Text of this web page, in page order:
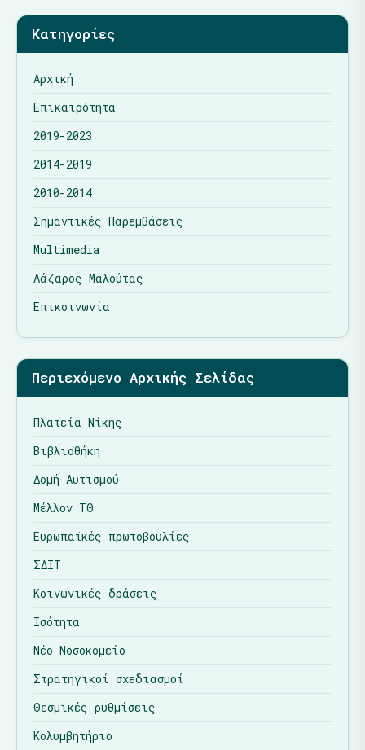
Κατηγορίες
Αρχική
Επικαιρότητα
2019-2023
2014-2019
2010-2014
Σημαντικές Παρεμβάσεις
Multimedia
Λάζαρος Μαλούτας
Επικοινωνία
Περιεχόμενο Αρχικής Σελίδας
Πλατεία Νίκης
Βιβλιοθήκη
Δομή Αυτισμού
Μέλλον ΤΘ
Ευρωπαϊκές πρωτοβουλίες
ΣΔΙΤ
Κοινωνικές δράσεις
Ισότητα
Νέο Νοσοκομείο
Στρατηγικοί σχεδιασμοί
Θεσμικές ρυθμίσεις
Κολυμβητήριο